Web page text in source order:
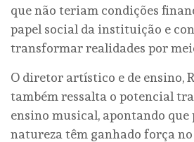
que não teriam condições
papel social da instituição e
transformar realidades por
O diretor artístico e de ensino,
também ressalta o potencial
ensino musical, apontando que
natureza têm ganhado força